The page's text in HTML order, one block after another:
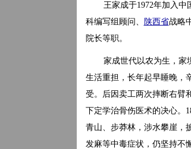
王家成于1972年加入
科编写组顾问、
陕西省战略
院长等职。
家成世代以农为生，家
生活重担，长年起早睡晚，
受。后因卖工两次摔断右臂
下定学治骨伤医术的决心。
青山、步莽林，涉水攀崖，
发麻等中毒症状，仍坚持不